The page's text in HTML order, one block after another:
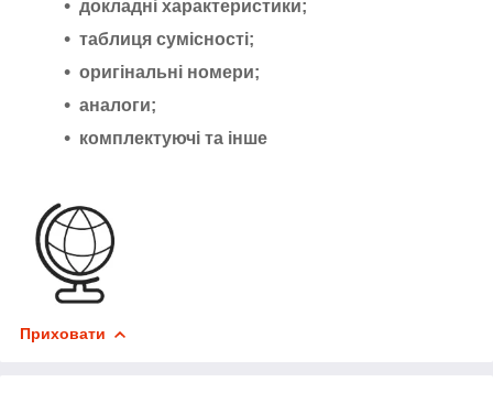
докладні характеристики;
таблиця сумісності;
оригінальні номери;
аналоги;
комплектуючі та інше
Приховати